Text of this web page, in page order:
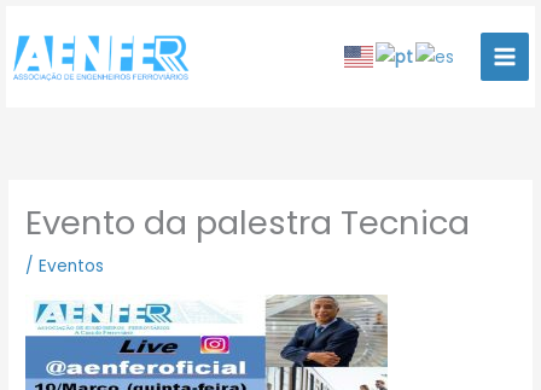
para
conteúdo
Evento da palestra Tecnica
/Eventos